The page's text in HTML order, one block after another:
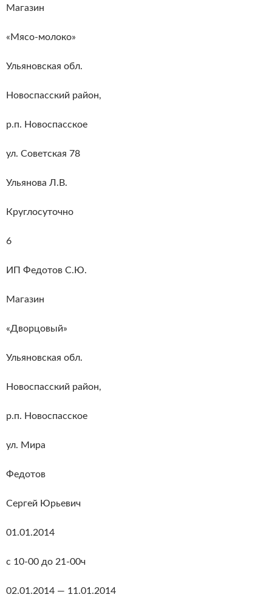
Магазин
«Мясо-молоко»
Ульяновская обл.
Новоспасский район,
р.п. Новоспасское
ул. Советская 78
Ульянова Л.В.
Круглосуточно
6
ИП Федотов С.Ю.
Магазин
«Дворцовый»
Ульяновская обл.
Новоспасский район,
р.п. Новоспасское
ул. Мира
Федотов
Сергей Юрьевич
01.01.2014
с 10-00 до 21-00ч
02.01.2014 — 11.01.2014